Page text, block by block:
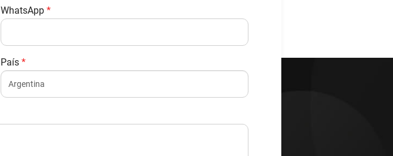
WhatsApp *
País *